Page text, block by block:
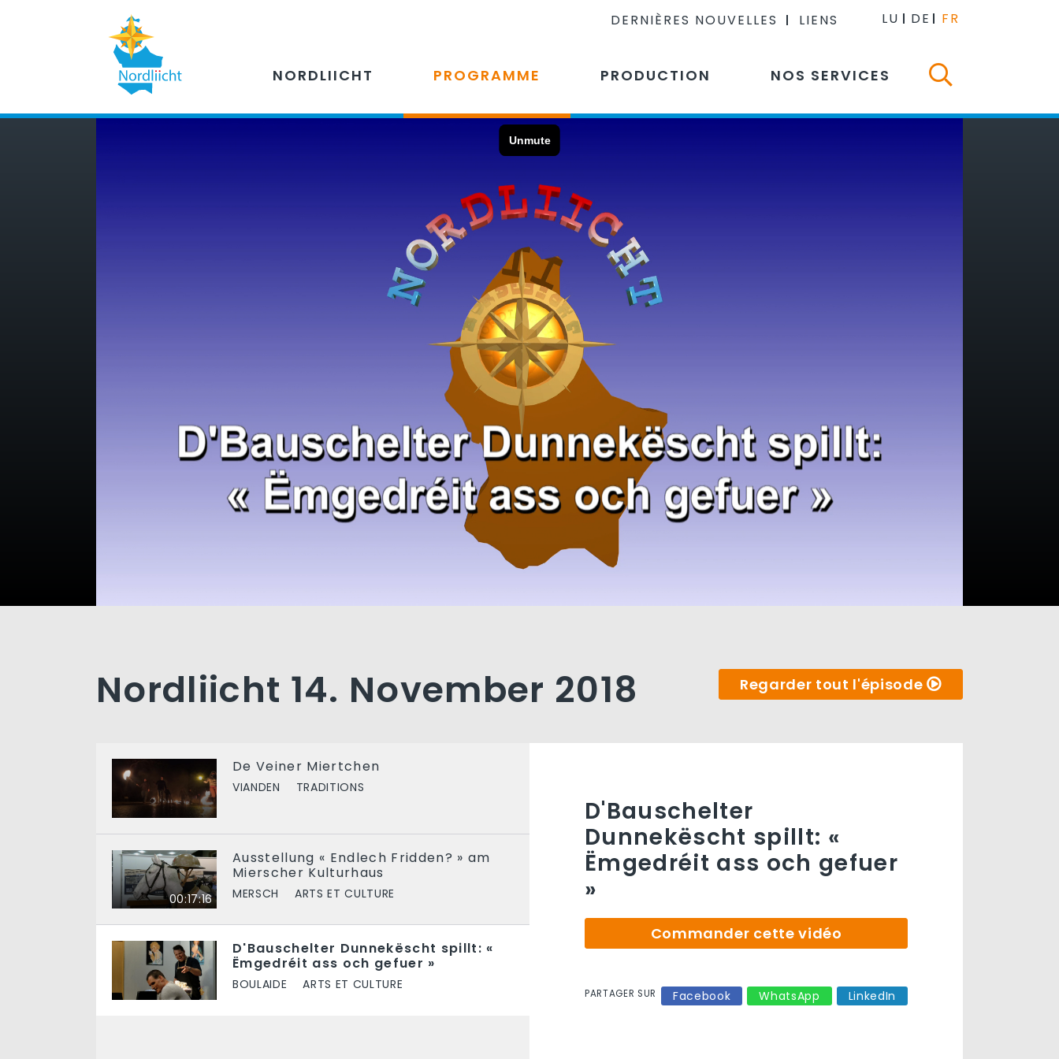
DERNIÈRES NOUVELLES LIENS LU DE FR
NORDLIICHT PROGRAMME PRODUCTION NOS SERVICES
Nordliicht 14. November 2018 Regarder tout l'épisode
De Veiner Miertchen
VIANDEN TRADITIONS
00:17:16
Ausstellung « Endlech Fridden? » am
Mierscher Kulturhaus
MERSCH ARTS ET CULTURE
D'Bauschelter Dunnekëscht spillt: «
Ëmgedréit ass och gefuer »
BOULAIDE ARTS ET CULTURE
D'Bauschelter
Dunnekëscht spillt: «
Ëmgedréit ass och gefuer
»
Commander cette vidéo
PARTAGER SUR Facebook WhatsApp LinkedIn